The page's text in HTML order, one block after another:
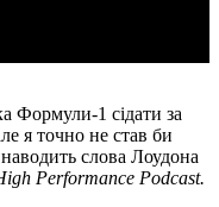
Формули-1 сідати за
я точно не став би
слова Лоудона
Performance Podcast.